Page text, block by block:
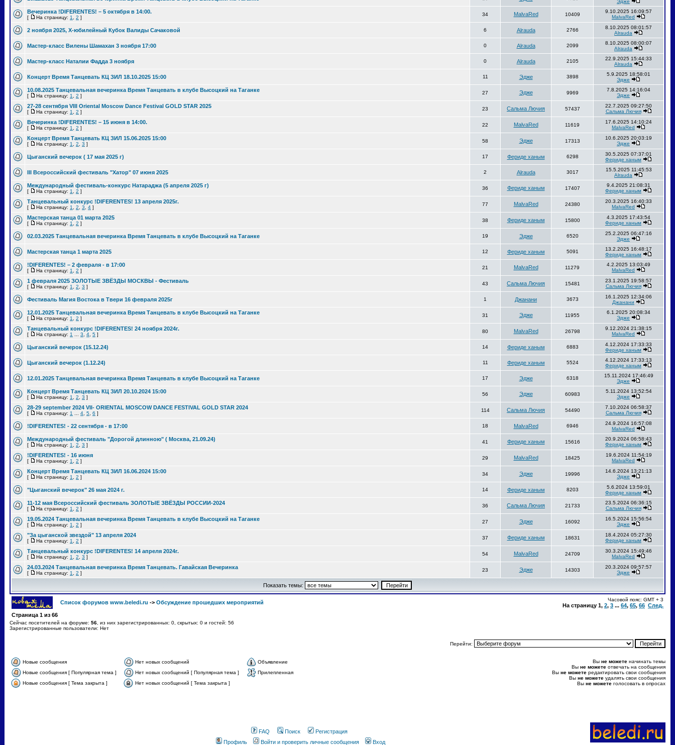
Эдже
Вечеринка !DIFERENTES! – 5 октября в 14:00.
[ На страницу: 1 2 ]
34 MalvaRed 10409
9.10.2025 16:09:57
MalvaRed
2 ноября 2025, Х-юбилейный Кубок Валиды Сачаковой 6 Alrauda 2766
8.10.2025 08:01:57
Alrauda
Мастер-класс Вилены Шамахан 3 ноября 17:00 0 Alrauda 2099
8.10.2025 08:00:07
Alrauda
Мастер-класс Наталии Фадда 3 ноября 0 Alrauda 2105
22.9.2025 15:44:33
Alrauda
Концерт Время Танцевать КЦ ЗИЛ 18.10.2025 15:00 11 Эдже 3898
5.9.2025 18:58:01
Эдже
10.08.2025 Танцевальная вечеринка Время Танцевать в клубе Высоцкий на Таганке
[ На страницу: 1 2 ]
27 Эдже 9969
7.8.2025 14:16:04
Эдже
27-28 сентября VIII Oriental Moscow Dance Festival GOLD STAR 2025
[ На страницу: 1 2 ]
23 Сальма Лючия 57437
22.7.2025 09:27:50
Сальма Лючия
Вечеринка !DIFERENTES! – 15 июня в 14:00.
[ На страницу: 1 2 ]
22 MalvaRed 11619
17.6.2025 14:10:24
MalvaRed
Концерт Время Танцевать КЦ ЗИЛ 15.06.2025 15:00
[ На страницу: 1 2 3 ]
58 Эдже 17313
10.6.2025 20:03:19
Эдже
Цыганский вечерок ( 17 мая 2025 г) 17 Фериде ханым 6298
30.5.2025 07:37:01
Фериде ханым
III Всероссийский фестиваль "Хатор" 07 июня 2025 2 Alrauda 3017
15.5.2025 11:45:53
Alrauda
Международный фестиваль-конкурс Натараджа (5 апреля 2025 г)
[ На страницу: 1 2 ]
36 Фериде ханым 17407
9.4.2025 21:08:31
Фериде ханым
Танцевальный конкурс !DIFERENTES! 13 апреля 2025г.
[ На страницу: 1 2 3 4 ]
77 MalvaRed 24380
20.3.2025 16:40:33
MalvaRed
Мастерская танца 01 марта 2025
[ На страницу: 1 2 ]
38 Фериде ханым 15800
4.3.2025 17:43:54
Фериде ханым
02.03.2025 Танцевальная вечеринка Время Танцевать в клубе Высоцкий на Таганке 19 Эдже 6520
25.2.2025 06:47:16
Эдже
Мастерская танца 1 марта 2025 12 Фериде ханым 5091
13.2.2025 16:48:17
Фериде ханым
!DIFERENTES! – 2 февраля - в 17:00
[ На страницу: 1 2 ]
21 MalvaRed 11279
4.2.2025 13:03:49
MalvaRed
1 февраля 2025 ЗОЛОТЫЕ ЗВЁЗДЫ МОСКВЫ - Фестиваль
[ На страницу: 1 2 3 ]
43 Сальма Лючия 15481
23.1.2025 19:58:57
Сальма Лючия
Фестиваль Магия Востока в Твери 16 февраля 2025г 1 Джанани 3673
16.1.2025 12:34:06
Джанани
12.01.2025 Танцевальная вечеринка Время Танцевать в клубе Высоцкий на Таганке
[ На страницу: 1 2 ]
31 Эдже 11955
6.1.2025 20:08:34
Эдже
Танцевальный конкурс !DIFERENTES! 24 ноября 2024г.
[ На страницу: 1 3 4 5 ]
80 MalvaRed 26798
9.12.2024 21:38:15
MalvaRed
Цыганский вечерок (15.12.24) 14 Фериде ханым 6883
4.12.2024 17:33:33
Фериде ханым
Цыганский вечерок (1.12.24) 11 Фериде ханым 5524
4.12.2024 17:33:13
Фериде ханым
12.01.2025 Танцевальная вечеринка Время Танцевать в клубе Высоцкий на Таганке 17 Эдже 6318
15.11.2024 17:46:49
Эдже
Концерт Время Танцевать КЦ ЗИЛ 20.10.2024 15:00
[ На страницу: 1 2 3 ]
56 Эдже 60983
5.11.2024 13:52:54
Эдже
28-29 september 2024 VII- ORIENTAL MOSCOW DANCE FESTIVAL GOLD STAR 2024
[ На страницу: 1 4 5 6 ]
114 Сальма Лючия 54490
7.10.2024 06:58:37
Сальма Лючия
!DIFERENTES! - 22 сентября - в 17:00 18 MalvaRed 6946
24.9.2024 16:57:08
MalvaRed
Международный фестиваль "Дорогой длинною" ( Москва, 21.09.24)
[ На страницу: 1 2 3 ]
41 Фериде ханым 15616
20.9.2024 06:58:43
Фериде ханым
!DIFERENTES! - 16 июня
[ На страницу: 1 2 ]
29 MalvaRed 18425
19.6.2024 11:54:19
MalvaRed
Концерт Время Танцевать КЦ ЗИЛ 16.06.2024 15:00
[ На страницу: 1 2 ]
34 Эдже 19996
14.6.2024 13:21:13
Эдже
"Цыганский вечерок" 26 мая 2024 г. 14 Фериде ханым 8203
5.6.2024 13:59:01
Фериде ханым
11-12 мая Всероссийский фестиваль ЗОЛОТЫЕ ЗВЁЗДЫ РОССИИ-2024
[ На страницу: 1 2 ]
36 Сальма Лючия 21733
23.5.2024 06:36:15
Сальма Лючия
19.05.2024 Танцевальная вечеринка Время Танцевать в клубе Высоцкий на Таганке
[ На страницу: 1 2 ]
27 Эдже 16092
16.5.2024 15:56:54
Эдже
"За цыганской звездой" 13 апреля 2024
[ На страницу: 1 2 ]
37 Фериде ханым 18631
18.4.2024 05:27:30
Фериде ханым
Танцевальный конкурс !DIFERENTES! 14 апреля 2024г.
[ На страницу: 1 2 3 ]
54 MalvaRed 24709
30.3.2024 15:49:46
MalvaRed
24.03.2024 Танцевальная вечеринка Время Танцевать. Гавайская Вечеринка
[ На страницу: 1 2 ]
23 Эдже 14303
20.3.2024 09:57:57
Эдже
Показать темы:
Список форумов www.beledi.ru -> Обсуждение прошедших мероприятий Часовой пояс: GMT + 3
На страницу 1, 2, 3 ... 64, 65, 66 След.
Страница 1 из 66
Сейчас посетителей на форуме: 56 , из них зарегистрированных: 0, скрытых: 0 и гостей: 56
Зарегистрированные пользователи: Нет
Перейти:
Новые сообщения Нет новых сообщений
Объявление
Новые сообщения [ Популярная тема ]
Нет новых сообщений [ Популярная тема ]
Прилепленная
Новые сообщения [ Тема закрыта ]
Нет новых сообщений [ Тема закрыта ]
Вы не можете начинать темы
Вы не можете отвечать на сообщения
Вы не можете редактировать свои сообщения
Вы не можете удалять свои сообщения
Вы не можете голосовать в опросах
FAQ Поиск
Регистрация
Профиль
Войти и проверить личные сообщения Вход